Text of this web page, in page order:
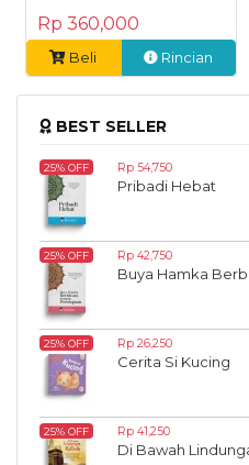
Rp 360,000
Beli Rincian
BEST SELLER
25% OFF Rp 54,750
Pribadi Hebat
25% OFF Rp 42,750
Buya Hamka
25% OFF Rp 26,250
Cerita Si Kucing
25% OFF Rp 41,250
Di Bawah